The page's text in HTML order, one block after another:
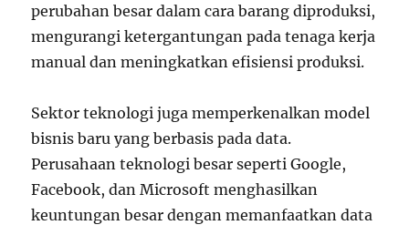
perubahan besar dalam cara barang diproduksi,
mengurangi ketergantungan pada tenaga kerja
manual dan meningkatkan efisiensi produksi.
Sektor teknologi juga memperkenalkan model
bisnis baru yang berbasis pada data.
Perusahaan teknologi besar seperti Google,
Facebook, dan Microsoft menghasilkan
keuntungan besar dengan memanfaatkan data